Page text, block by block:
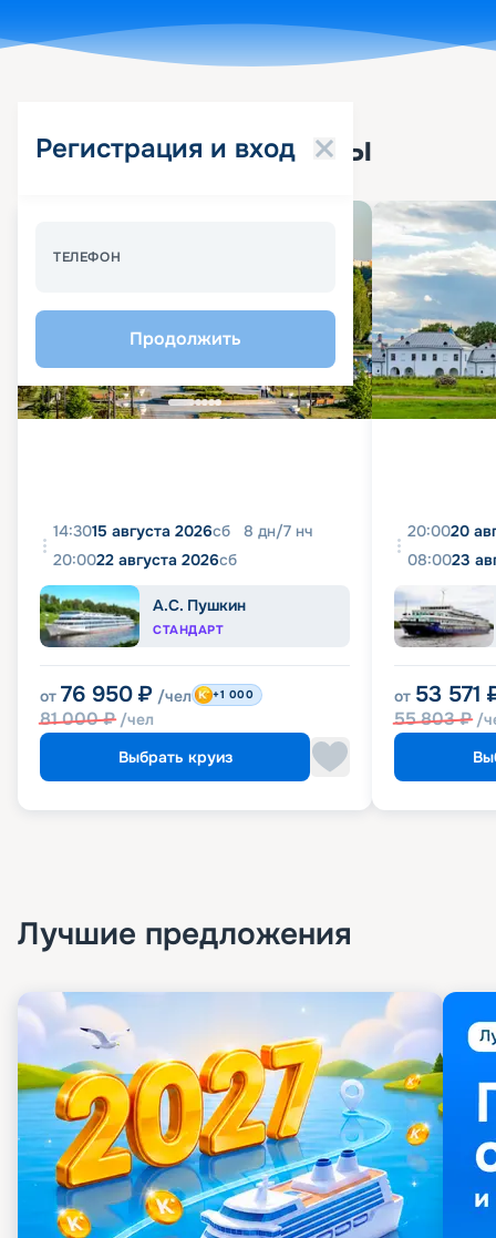
Регистрация и вход
ТЕЛЕФОН
Продолжить
Популярные круизы
14:3015 августа 2026сб 8 дн/7 нч
20:0022 августа 2026сб
А.С. Пушкин
СТАНДАРТ
от 76 950 ₽ /чел
81 000₽ /чел
+1 000
Выбрать круиз
20:0020
08:0023
от 53 571
55 803₽ /
Лучшие предложения